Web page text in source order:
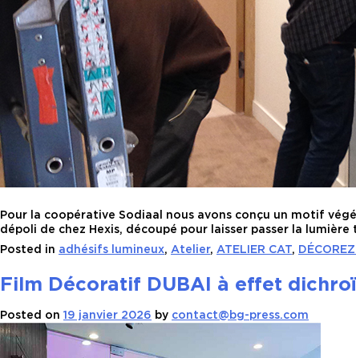
Pour la coopérative Sodiaal nous avons conçu un motif
dépoli de chez Hexis, découpé pour laisser passer la
Posted in adhésifs lumineux, Atelier, ATELIER CAT,
Film Décoratif DUBAI à effet
Posted on 19 janvier 2026 by contact@bg-press.com